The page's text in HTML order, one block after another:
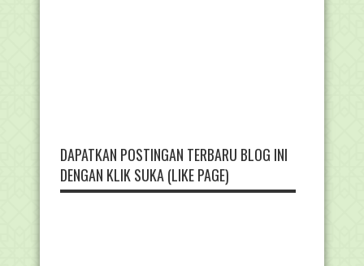
DAPATKAN POSTINGAN TERBARU BLOG INI
DENGAN KLIK SUKA (LIKE PAGE)